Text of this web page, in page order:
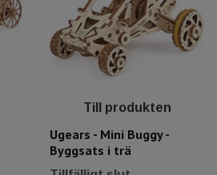
Till produkten
Ugears - Mini Buggy -
Byggsats i trä